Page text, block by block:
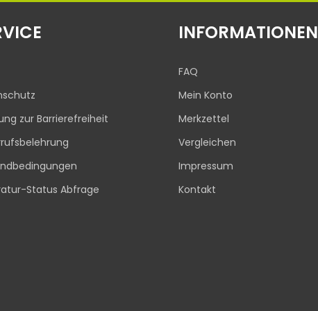
zur Barrierefreiheit
Status Abfrage
INFORMATIONEN
FAQ
Mein Konto
Merkzettel
Vergleichen
Impressum
Kontakt